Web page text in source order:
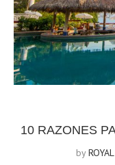
10 RAZONES
by